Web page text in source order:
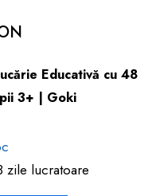
Educativă cu 48
3+ | Goki
zile lucratoare